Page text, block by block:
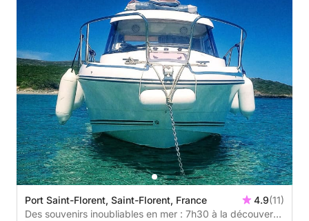
Port Saint-Florent, Saint-Florent, France 4.9(11)
Des souvenirs inoubliables en mer : 7h30 à la découverte